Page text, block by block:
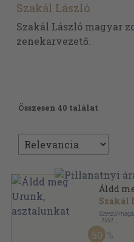
Szakál László
Szakál László magyar
zenekarvezető.
Összesen 40 találat
Áldd
Szakál
Szerzői
1991
Ragasztott
50